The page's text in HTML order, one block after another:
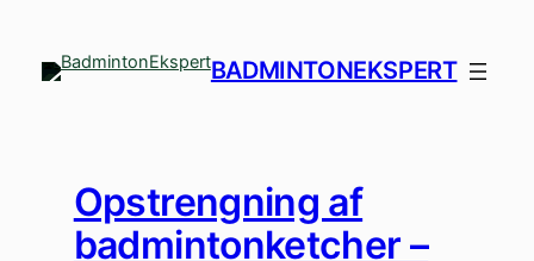
indhold
BADMINTONEKSPERT
Opstrengning af
badmintonketcher –